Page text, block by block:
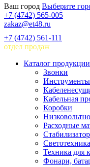
Ваш город Выберите
+7 (4742) 565-005
zakaz@et48.ru
+7 (4742) 561-111
отдел продаж
Каталог продукции
Звонки
Инструменты
Кабельная
Коробки
Расходные
Светотехника
Техника для
Фонари,